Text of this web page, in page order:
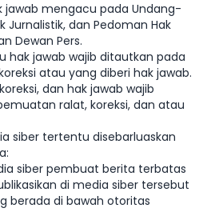
jawab mengacu pada Undang-
Jurnalistik, dan Pedoman Hak
Dewan Pers.
hak jawab wajib ditautkan pada
atau yang diberi hak jawab.
dan hak jawab wajib
ralat, koreksi, dan atau
siber tertentu disebarluaskan
siber pembuat berita terbatas
di media siber tersebut
berada di bawah otoritas